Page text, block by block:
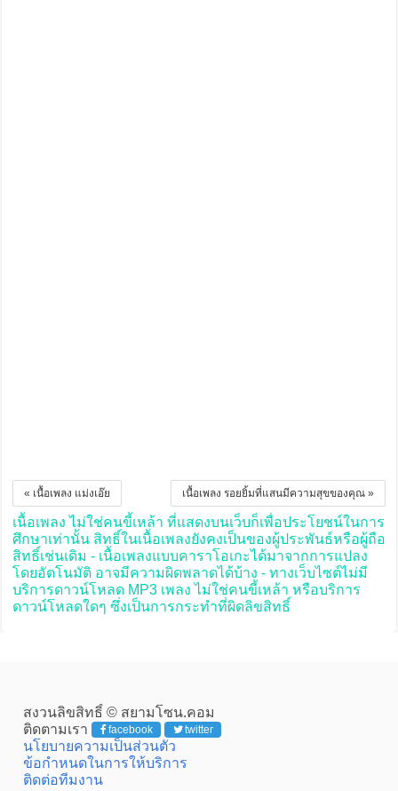
เนื้อเพลง รอยยิ้มที่แสนมีความสุขของคุณ »
« เนื้อเพลง แม่งเอ๊ย
เนื้อเพลง ไม่ใช่คนขี้เหล้า ที่แสดงบนเว็บก็เพื่อประโยชน์ในการ
ศึกษาเท่านั้น สิทธิ์ในเนื้อเพลงยังคงเป็นของผู้ประพันธ์หรือผู้ถือ
สิทธิ์เช่นเดิม - เนื้อเพลงแบบคาราโอเกะได้มาจากการแปลง
โดยอัตโนมัติ อาจมีความผิดพลาดได้บ้าง - ทางเว็บไซต์ไม่มี
บริการดาวน์โหลด MP3 เพลง ไม่ใช่คนขี้เหล้า หรือบริการ
ดาวน์โหลดใดๆ ซึ่งเป็นการกระทำที่ผิดลิขสิทธิ์
สงวนลิขสิทธิ์ © สยามโซน.คอม
ติดตามเรา
facebook twitter
นโยบายความเป็นส่วนตัว
ข้อกำหนดในการให้บริการ
ติดต่อทีมงาน